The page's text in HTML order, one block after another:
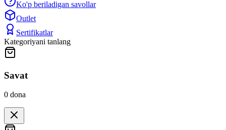
Ko'p beriladigan savollar
Outlet
Sertifikatlar
Kategoriyani tanlang
Savat
0 dona